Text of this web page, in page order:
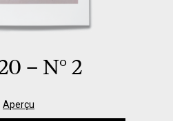
– N° 2
Aperçu